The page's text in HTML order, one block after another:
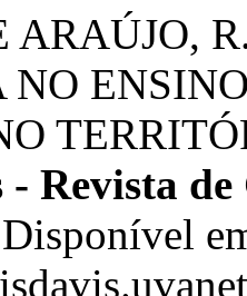
NO
Revista